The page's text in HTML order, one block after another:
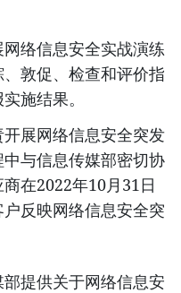
络信息安全实战演练
敦促、检查和评价指
施结果。
展网络信息安全突发
与信息传媒部密切协
在2022年10月31日
反映网络信息安全突
提供关于网络信息安